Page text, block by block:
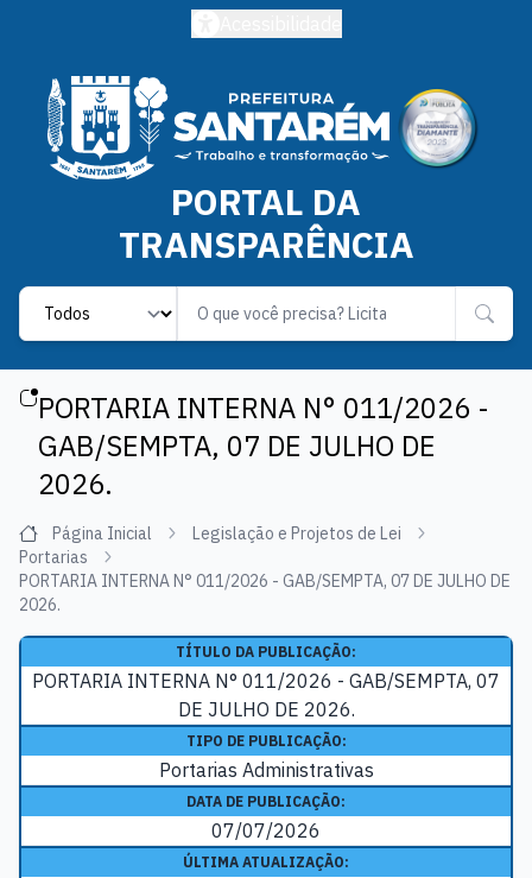
PORTAL DA
TRANSPARÊNCIA
Label
PORTARIA INTERNA N° 011/2026 -
GAB/SEMPTA, 07 DE JULHO DE
2026.
Página Inicial
Legislação e Projetos de Lei
Portarias
PORTARIA INTERNA N° 011/2026 - GAB/SEMPTA, 07 DE JULHO DE
2026.
TÍTULO DA PUBLICAÇÃO:
PORTARIA INTERNA N° 011/2026 - GAB/SEMPTA, 07
DE JULHO DE 2026.
TIPO DE PUBLICAÇÃO:
Portarias Administrativas
DATA DE PUBLICAÇÃO:
07/07/2026
ÚLTIMA ATUALIZAÇÃO: